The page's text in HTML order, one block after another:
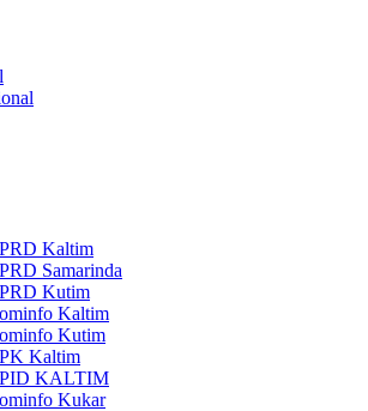
Kaltim
Samarinda
Kutim
Kaltim
Kutim
Kaltim
KALTIM
Kukar